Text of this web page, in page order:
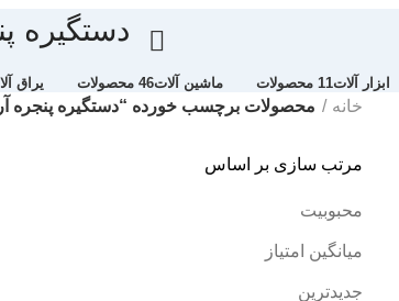
دستگیره
ابزار آلات11 محصولات ماشین آلات46 محصولات یراق
خانه محصولات برچسب خورده “دستگیره پنجره
مرتب سازی بر اساس
محبوبیت
میانگین امتیاز
جدیدترین